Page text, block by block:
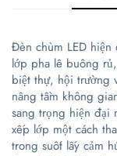
Đèn chùm LED
lớp pha lê buông
biệt thự, hội trường
nâng tầm không
sang trọng hiện đại
xếp lớp một cách
trong suốt lấy cảm